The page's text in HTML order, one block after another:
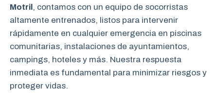
Motril, contamos con un equipo de socorristas
altamente entrenados, listos para intervenir
rápidamente en cualquier emergencia en piscinas
comunitarias, instalaciones de ayuntamientos,
campings, hoteles y más. Nuestra respuesta
inmediata es fundamental para minimizar riesgos y
proteger vidas.